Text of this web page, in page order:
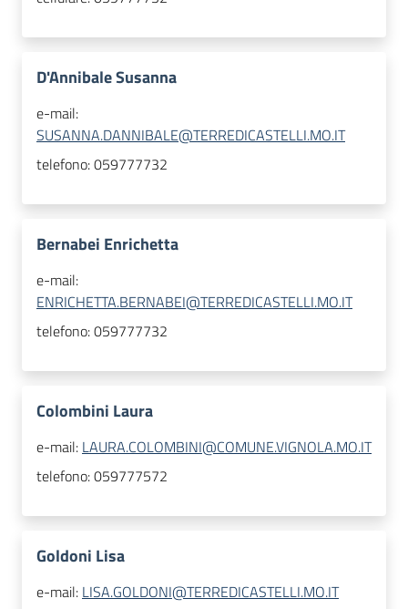
D'Annibale Susanna
e-mail:
SUSANNA.DANNIBALE@TERREDICASTELLI.MO.IT
telefono:059777732
Bernabei Enrichetta
e-mail:
ENRICHETTA.BERNABEI@TERREDICASTELLI.MO.IT
telefono:059777732
Colombini Laura
e-mail: LAURA.COLOMBINI@COMUNE.VIGNOLA.MO.IT
telefono:059777572
Goldoni Lisa
e-mail: LISA.GOLDONI@TERREDICASTELLI.MO.IT